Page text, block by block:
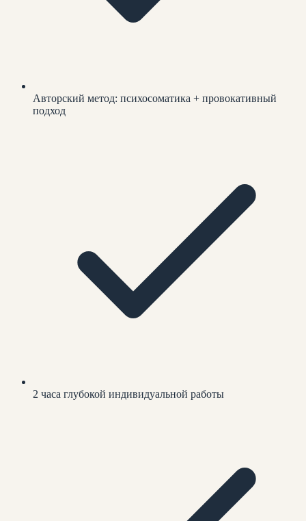
Авторский метод: психосоматика + провокативный
подход
2 часа глубокой индивидуальной работы